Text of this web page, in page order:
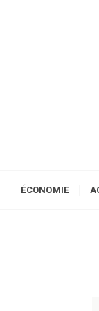
ÉCONOMIE